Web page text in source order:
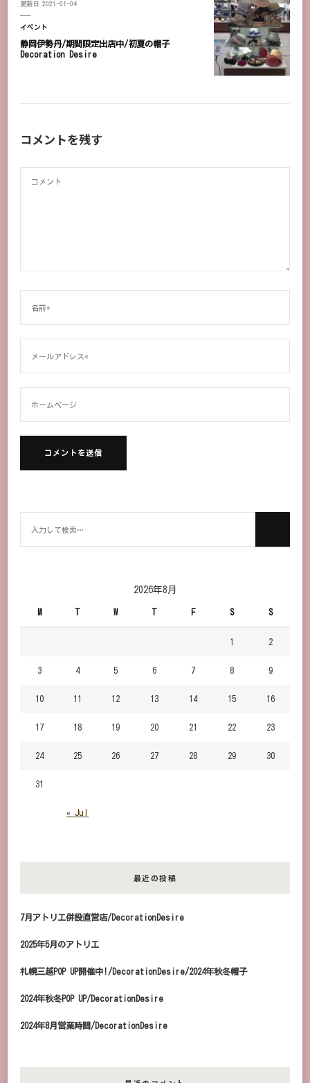
更新日 2021-01-04
イベント
静岡伊勢丹/期間限定出店中/初夏の帽子
Decoration Desire
コメントを残す
2026年8月
M T W T F S S
« Jul
1 2
3 4 5 6 7 8 9
10 11 12 13 14 15 16
17 18 19 20 21 22 23
24 25 26 27 28 29 30
31
最近の投稿
7月アトリエ併設直営店/DecorationDesire
2025年5月のアトリエ
札幌三越POP UP開催中!/DecorationDesire/2024年秋冬帽子
2024年秋冬POP UP/DecorationDesire
2024年8月営業時間/DecorationDesire